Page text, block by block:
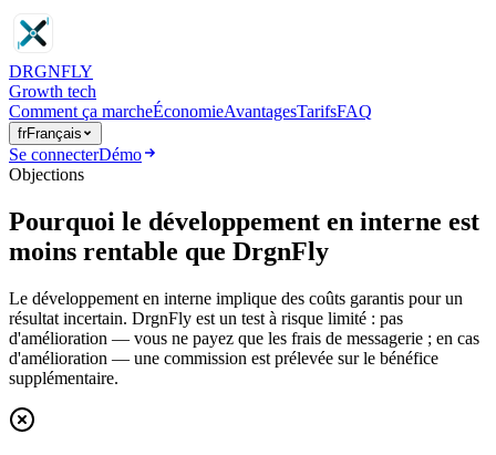
DRGNFLY
Growth tech
Comment ça marcheÉconomieAvantagesTarifsFAQ
frFrançais
Se connecterDémo
Objections
Pourquoi le développement en interne est
moins rentable que DrgnFly
Le développement en interne implique des coûts garantis pour un
résultat incertain. DrgnFly est un test à risque limité : pas
d'amélioration — vous ne payez que les frais de messagerie ; en cas
d'amélioration — une commission est prélevée sur le bénéfice
supplémentaire.